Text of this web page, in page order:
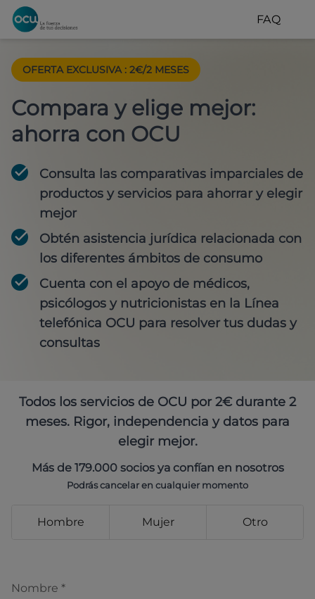
FAQ
OFERTA EXCLUSIVA : 2€/2 MESES
Compara y elige mejor:
ahorra con OCU
Consulta las comparativas imparciales de
productos y servicios para ahorrar y elegir
mejor
Obtén asistencia jurídica relacionada con
los diferentes ámbitos de consumo
Cuenta con el apoyo de médicos,
psicólogos y nutricionistas en la Línea
telefónica OCU para resolver tus dudas y
consultas
Todos los servicios de OCU por 2€ durante 2
meses. Rigor, independencia y datos para
elegir mejor.
Más de 179.000 socios ya confían en nosotros
Podrás cancelar en cualquier momento
Hombre Mujer Otro
Nombre *